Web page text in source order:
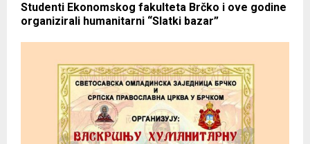
Studenti Ekonomskog fakulteta Brčko i ove godine
organizirali humanitarni “Slatki bazar”